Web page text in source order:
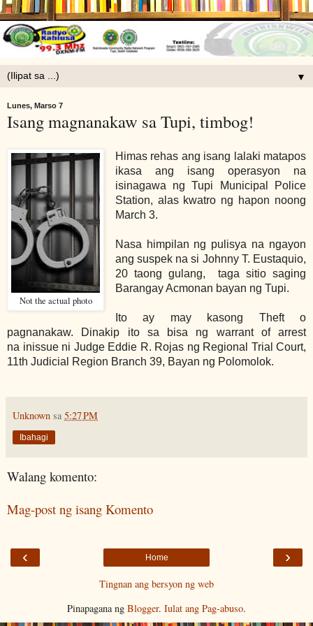
▼
Lunes, Marso 7
Isang magnanakaw sa Tupi, timbog!
Not the actual photo
Himas rehas ang isang lalaki matapos
ikasa ang isang operasyon na
isinagawa ng Tupi Municipal Police
Station, alas kwatro ng hapon noong
March 3.
Nasa himpilan ng pulisya na ngayon
ang suspek na si Johnny T. Eustaquio,
20 taong gulang, taga sitio saging
Barangay Acmonan bayan ng Tupi.
Ito ay may kasong Theft o
pagnanakaw. Dinakip ito sa bisa ng warrant of arrest
na inissue ni Judge Eddie R. Rojas ng Regional Trial Court,
11th Judicial Region Branch 39, Bayan ng Polomolok.
Unknown sa 5:27 PM
Ibahagi
Walang komento:
Mag-post ng isang Komento
‹ ›
Home
Tingnan ang bersyon ng web
Pinapagana ng Blogger. Iulat ang Pag-abuso.